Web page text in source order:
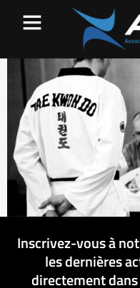
Inscrivez-vous à
les dernières
directement